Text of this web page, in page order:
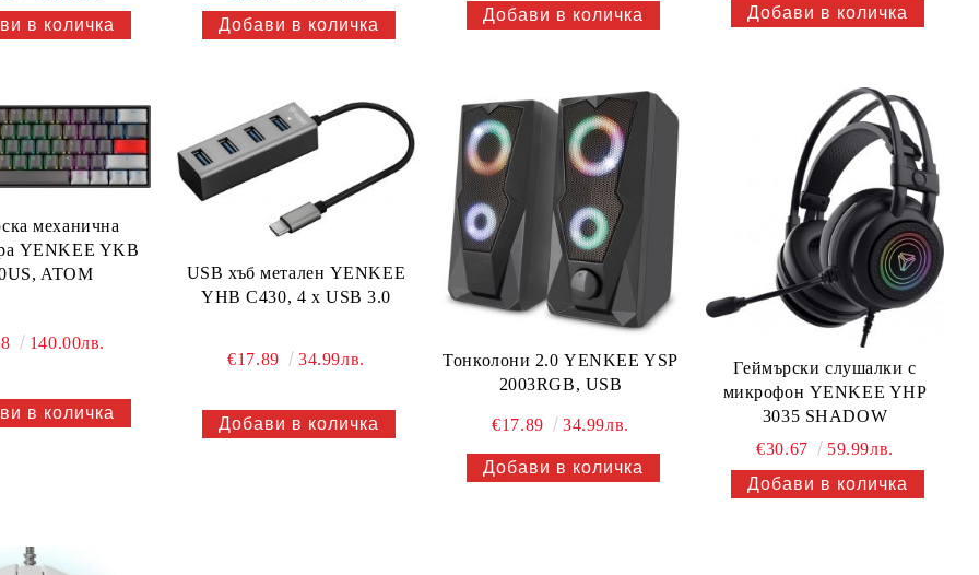
механична
YENKEE YKB
ATOM
140.00лв.
USB хъб метален YENKEE
YHB C430, 4 x USB 3.0
€17.89 34.99лв.
Тонколони 2.0 YENKEE YSP
2003RGB, USB
€17.89 34.99лв.
Геймърски слушалки с
микрофон YENKEE YHP
3035 SHADOW
€30.67
59.99лв.